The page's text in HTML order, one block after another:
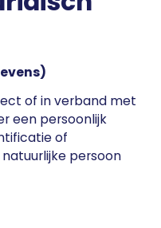
of in verband met
een persoonlijk
of
persoon